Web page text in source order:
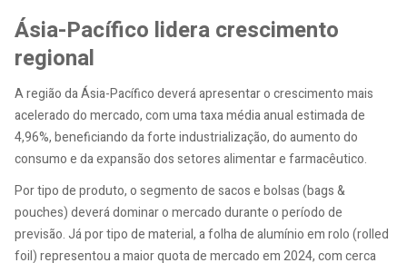
Ásia-Pacífico lidera crescimento
regional
A região da Ásia-Pacífico deverá apresentar o crescimento mais
acelerado do mercado, com uma taxa média anual estimada de
4,96%, beneficiando da forte industrialização, do aumento do
consumo e da expansão dos setores alimentar e farmacêutico.
Por tipo de produto, o segmento de sacos e bolsas (bags &
pouches) deverá dominar o mercado durante o período de
previsão. Já por tipo de material, a folha de alumínio em rolo (rolled
foil) representou a maior quota de mercado em 2024, com cerca